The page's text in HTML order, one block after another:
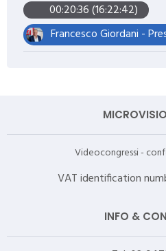
00:20:36 (16:22:42)
Videocongressi -
VAT identification
INFO &